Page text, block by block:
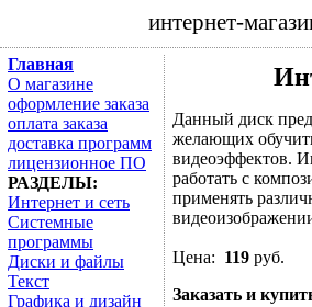
интернет-
Главная
О магазине
оформление заказа
оплата заказа
доставка программ
лицензионное ПО
РАЗДЕЛЫ:
Интернет и сеть
Системные
программы
Диски и файлы
Текст
Графика и дизайн
Данный диск
желающих
видеоэффектов.
работать с
применять
Цена: 119 руб.
Заказать и